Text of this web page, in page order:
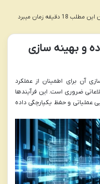
18 دقیقه زمان میبرد
و بهینه سازی
آن برای اطمینان از عملکرد
ضروری است. این فرآیندها
عملیاتی و حفظ یکپارچگی داده